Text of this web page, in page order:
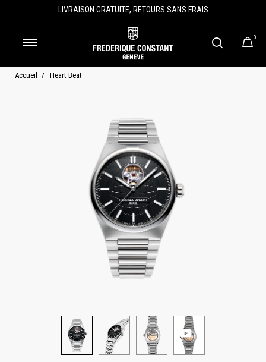
LIVRAISON GRATUITE, RETOURS SANS FRAIS
0
Accueil Heart Beat